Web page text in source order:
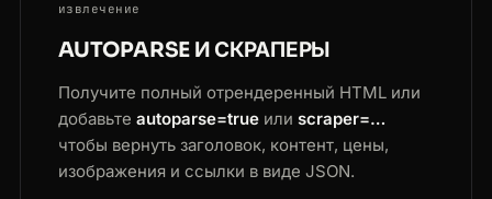
извлечение
AUTOPARSE И СКРАПЕРЫ
Получите полный отрендеренный HTML или
добавьте autoparse=true или scraper=…
чтобы вернуть заголовок, контент, цены,
изображения и ссылки в виде JSON.